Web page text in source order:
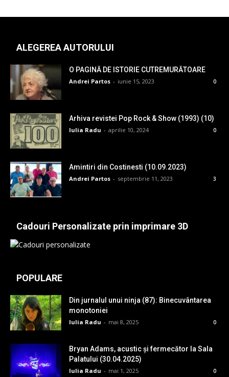
ALEGEREA AUTORULUI
O PAGINĂ DE ISTORIE CUTREMURĂTOARE
Andrei Partos - iunie 15, 2023 0
Arhiva revistei Pop Rock & Show (1993) (10)
Iulia Radu - aprilie 10, 2024 0
Amintiri din Costinesti (10.09.2023)
Andrei Partos - septembrie 11, 2023 3
Cadouri Personalizate prin imprimare 3D
POPULARE
Din jurnalul unui ninja (87): Binecuvântarea
monotoniei
Iulia Radu - mai 8, 2025 0
Bryan Adams, acustic și fermecător la Sala
Palatului (30.04.2025)
Iulia Radu - mai 1, 2025 0